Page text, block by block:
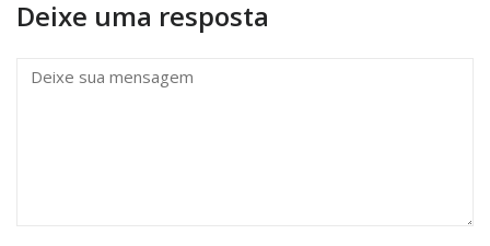
Deixe uma resposta